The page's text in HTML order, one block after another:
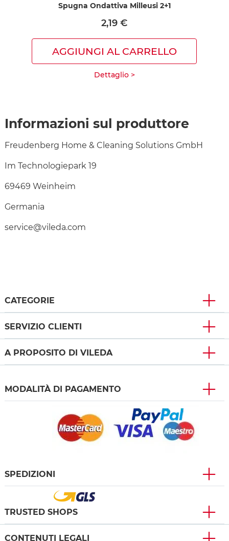
Spugna Ondattiva Milleusi 2+1
2,19 €
AGGIUNGI AL CARRELLO
Dettaglio >
Informazioni sul produttore
Freudenberg Home & Cleaning Solutions GmbH
Im Technologiepark 19
69469 Weinheim
Germania
service@vileda.com
CATEGORIE
SERVIZIO CLIENTI
A PROPOSITO DI VILEDA
MODALITÀ DI PAGAMENTO
SPEDIZIONI
TRUSTED SHOPS
CONTENUTI LEGALI